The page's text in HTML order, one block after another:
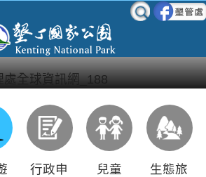
行政申
兒童
生態旅